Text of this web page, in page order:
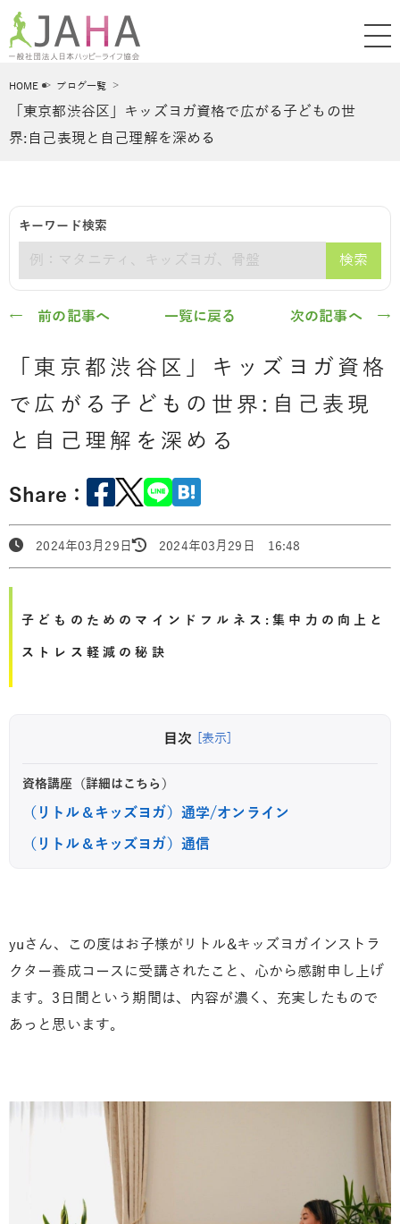
HOME ブログ一覧
「東京都渋谷区」キッズヨガ資格で広がる子どもの世
界:自己表現と自己理解を深める
キーワード検索
検索
← 前の記事へ 一覧に戻る 次の記事へ →
「東京都渋谷区」キッズヨガ資格
で広がる子どもの世界:自己表現
と自己理解を深める
Share：
2024年03月29日 2024年03月29日 16:48
子どものためのマインドフルネス:集中力の向上と
ストレス軽減の秘訣
目次 [表示]
資格講座（詳細はこちら）
（リトル＆キッズヨガ）通学/オンライン
（リトル＆キッズヨガ）通信
yuさん、この度はお子様がリトル&キッズヨガインストラ
クター養成コースに受講されたこと、心から感謝申し上げ
ます。3日間という期間は、内容が濃く、充実したもので
あっと思います。